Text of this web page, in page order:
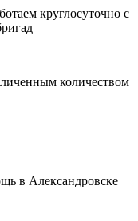
круглосуточно с
количеством
в Александровске